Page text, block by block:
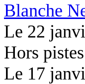
Blanche
Le 22
Hors pistes
Le 17